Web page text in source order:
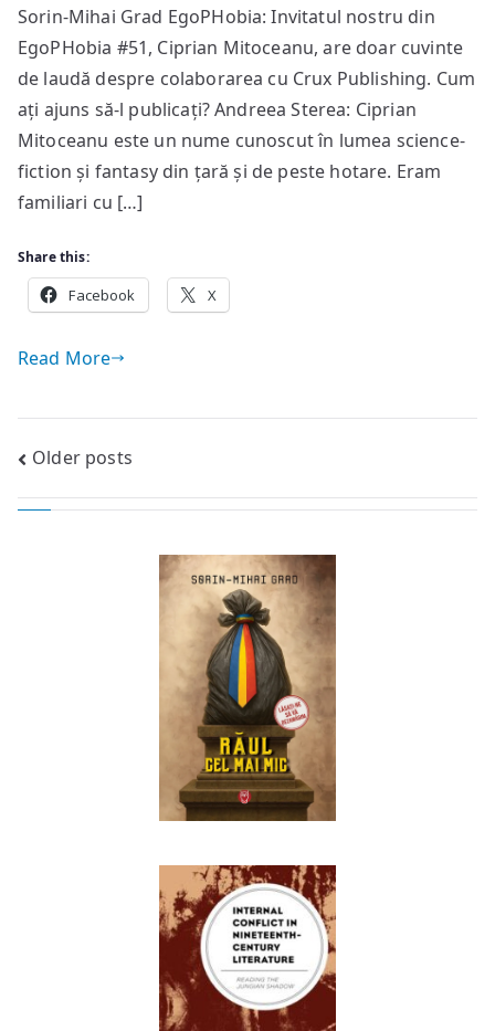
visa
un
Crux
Publishing
fără
Ciprian
Mitoceanu
Sorin-Mihai Grad EgoPHobia: Invitatul nostru din
EgoPHobia #51, Ciprian Mitoceanu, are doar cuvinte
de laudă despre colaborarea cu Crux Publishing. Cum
ați ajuns să-l publicați? Andreea Sterea: Ciprian
Mitoceanu este un nume cunoscut în lumea science-
fiction și fantasy din țară și de peste hotare. Eram
familiari cu […]
Share this:
Facebook X
Read More
Posts
navigation
Older posts